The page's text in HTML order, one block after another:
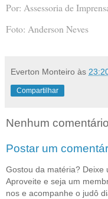
Por: Assessoria de
Foto: Anderson Neves
Everton Monteiro às
Compartilhar
Nenhum
Postar um
Gostou da matéria? Deixe
Aproveite e seja um
nos e acompanhe o judô